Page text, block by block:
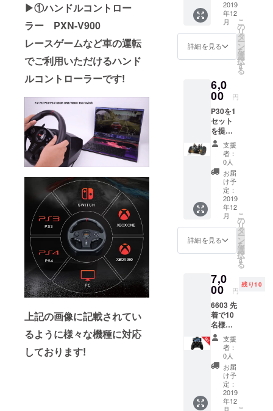
▶①ハンドルコントロー
ラー PXN-V900
レースゲームなど車の運転
でご利用いただけるハンド
ルコントローラーです!
上記の画像に記載されてい
るように様々な機種に対応
しております!
『あったら
良いな』と
思っている
のに
なかなか手
商品って
けっこうあ
ると思いま
弊社ではそ
ういった欲
しくても手
が届かない
ようなもの
手に入れや
すいリーズ
きるように
を提供した
いと思って
おります。
は1セッ
ト6000
円のと
ころ
5000円
とさせ
ていた
す。 お
得な割
引価格
ですが
先着順
ですの
でお早
目のご
決断を
お願い
致しま
す。
2019
年12
月
詳細を見る
こ
の
リ
タ
ー
ン
を
選
択
す
る
6,0
00 円
P30を1
セット
を提供
させて
いただ
きま
す。
支援
者：
0人
お届
け予
定：
2019
年12
月
詳細を見る
こ
の
リ
タ
ー
ン
を
選
択
す
る
7,0
00 円
残り10
6603 先
着で10
名様限
定でお
値引き
とさせ
ていた
だきま
す! 通常
は1セッ
ト8000
支援
者：
0人
お届
け予
定：
2019
年12
月